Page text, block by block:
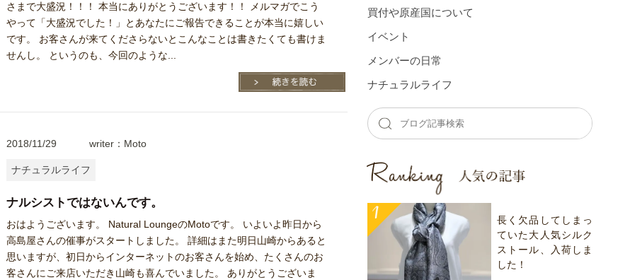
さまで大盛況！！！ 本当にありがとうございます！！ メルマガでこう
やって「大盛況でした！」とあなたにご報告できることが本当に嬉しい
です。 お客さんが来てくださらないとこんなことは書きたくても書けま
せんし。 というのも、今回のような...
2018/11/29 writer：Moto
ナチュラルライフ
ナルシストではないんです。
おはようございます。 Natural LoungeのMotoです。 いよいよ昨日から
高島屋さんの催事がスタートしました。 詳細はまた明日山崎からあると
思いますが、初日からインターネットのお客さんを始め、たくさんのお
客さんにご来店いただき山崎も喜んでいました。 ありがとうございま
買付や原産国について
イベント
メンバーの⽇常
ナチュラルライフ
長く欠品してしまっ
ていた大人気シルク
ストール、入荷しま
した！